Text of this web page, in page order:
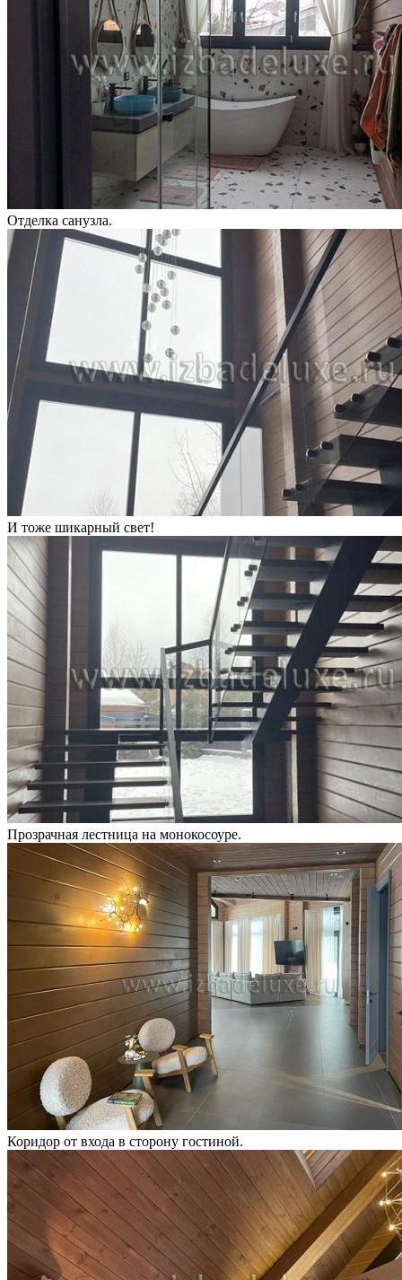
Отделка санузла.
И тоже шикарный свет!
Прозрачная лестница на монокосоуре.
Коридор от входа в сторону гостиной.